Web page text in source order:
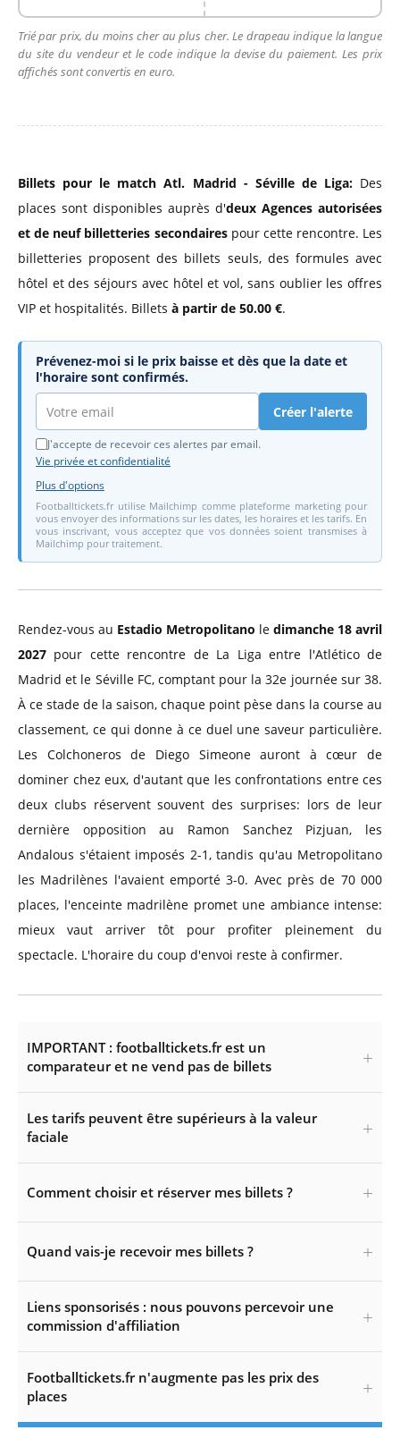
Trié par prix, du moins cher au plus cher. Le drapeau indique la langue
du site du vendeur et le code indique la devise du paiement. Les prix
affichés sont convertis en euro.
Billets pour le match Atl. Madrid - Séville de Liga:Des
places sont disponibles auprès d'deux Agences autorisées
et de neuf billetteries secondairespour cette rencontre. Les
billetteries proposent des billets seuls, des formules avec
hôtel et des séjours avec hôtel et vol, sans oublier les offres
VIP et hospitalités. Billets à partir de 50.00 €.
Prévenez-moi si le prix baisse et dès que la date et
l'horaire sont confirmés.
Créer l'alerte
J'accepte de recevoir ces alertes par email.
Vie privée et confidentialité
Plus d'options
Footballtickets.fr utilise Mailchimp comme plateforme marketing pour
vous envoyer des informations sur les dates, les horaires et les tarifs. En
vous inscrivant, vous acceptez que vos données soient transmises à
Mailchimp pour traitement.
Rendez-vous au Estadio Metropolitano le dimanche 18 avril
2027 pour cette rencontre de La Liga entre l'Atlético de
Madrid et le Séville FC, comptant pour la 32e journée sur 38.
À ce stade de la saison, chaque point pèse dans la course au
classement, ce qui donne à ce duel une saveur particulière.
Les Colchoneros de Diego Simeone auront à cœur de
dominer chez eux, d'autant que les confrontations entre ces
deux clubs réservent souvent des surprises: lors de leur
dernière opposition au Ramon Sanchez Pizjuan, les
Andalous s'étaient imposés 2-1, tandis qu'au Metropolitano
les Madrilènes l'avaient emporté 3-0. Avec près de 70 000
places, l'enceinte madrilène promet une ambiance intense:
mieux vaut arriver tôt pour profiter pleinement du
spectacle. L'horaire du coup d'envoi reste à confirmer.
IMPORTANT : footballtickets.fr est un
comparateur et ne vend pas de billets
Les tarifs peuvent être supérieurs à la valeur
faciale
Comment choisir et réserver mes billets ?
Quand vais-je recevoir mes billets ?
Liens sponsorisés : nous pouvons percevoir une
commission d'affiliation
Footballtickets.fr n'augmente pas les prix des
places